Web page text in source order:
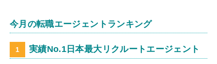
今月の転職エージェントランキング
実績No.1日本最大リクルートエージェント